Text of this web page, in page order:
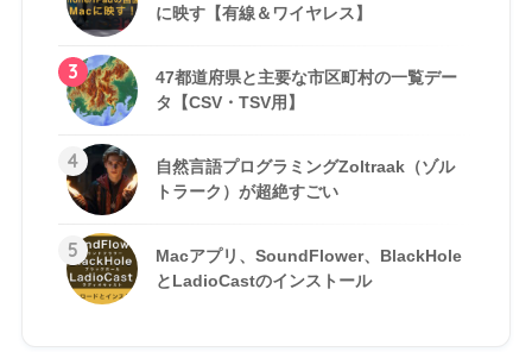
に映す【有線＆ワイヤレス】
3
47都道府県と主要な市区町村の一覧デー
タ【CSV・TSV用】
4
自然言語プログラミングZoltraak（ゾル
トラーク）が超絶すごい
5
Macアプリ、SoundFlower、BlackHole
とLadioCastのインストール